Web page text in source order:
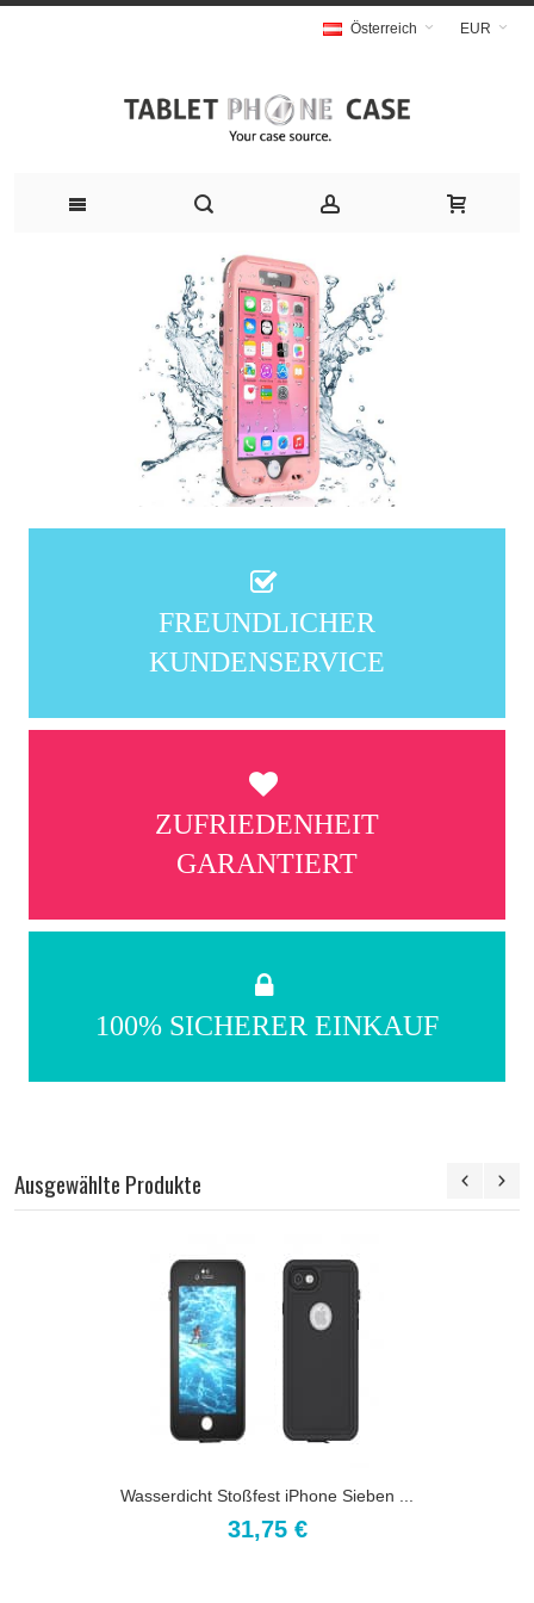
EUR
Österreich
FREUNDLICHER
KUNDENSERVICE
ZUFRIEDENHEIT
GARANTIERT
100% SICHERER EINKAUF
Ausgewählte Produkte
Wasserdicht Stoßfest iPhone Sieben ...
31,75 €